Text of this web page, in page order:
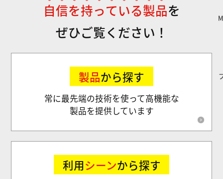
自信を持っている製品を
ぜひご覧ください！
製品から探す
常に最先端の技術を使って高機能な
製品を提供しています
利用シーンから探す